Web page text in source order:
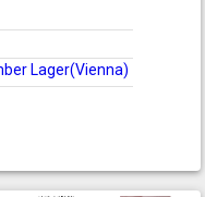
Lager(Vienna)